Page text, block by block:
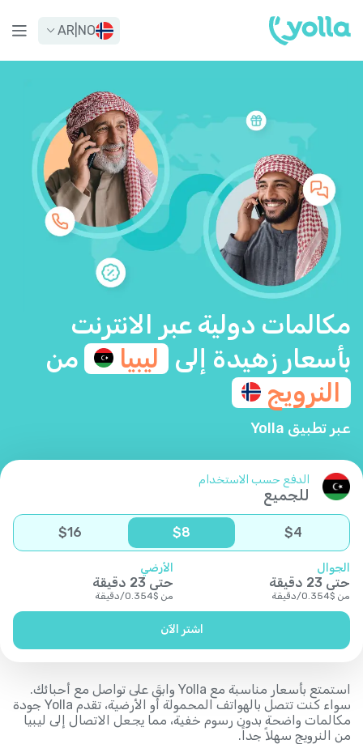
NO
AR
مكالمات دولية عبر الانترنت
بأسعار زهيدة إلى
ليبيا
من
النرويج
عبر تطبيق Yolla
الدفع حسب الاستخدام
للجميع
$4
$8
$16
الجوال
حتى 23 دقيقة
من $
0.354
/دقيقة
الأرضي
حتى 23 دقيقة
من $
0.354
/دقيقة
اشتر الآن
استمتع بأسعار مناسبة مع Yolla وابقَ على تواصل مع أحبائك.
سواء كنت تتصل بالهواتف المحمولة أو الأرضية، تقدم Yolla جودة
مكالمات واضحة بدون رسوم خفية، مما يجعل الاتصال إلى ليبيا
من النرويج سهلاً جداً.